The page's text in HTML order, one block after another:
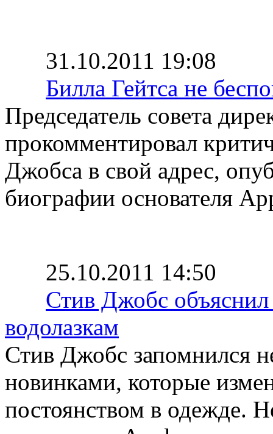
31.10.2011 19:08
Билла Гейтса не
Председатель совета
прокомментировал
Джобса в свой адрес,
биографии основателя
25.10.2011 14:50
Стив Джобс
водолазкам
Стив Джобс запомнился
новинками, которые
постоянством в одежде.